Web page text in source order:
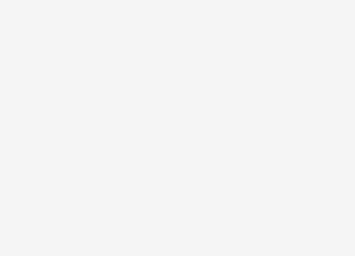
Risicoanalyse op basis
Toekenning van
Instellen van
Zonder afscherming
Vastleggen van
Optioneel:
Zorgplicht,